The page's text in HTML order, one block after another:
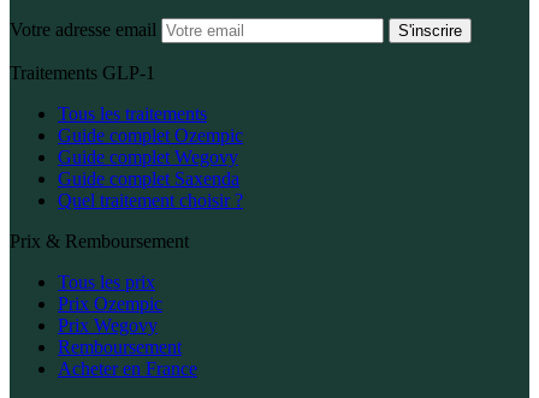
Votre adresse email S'inscrire
Traitements GLP-1
Tous les traitements
Guide complet Ozempic
Guide complet Wegovy
Guide complet Saxenda
Quel traitement choisir ?
Prix & Remboursement
Tous les prix
Prix Ozempic
Prix Wegovy
Remboursement
Acheter en France